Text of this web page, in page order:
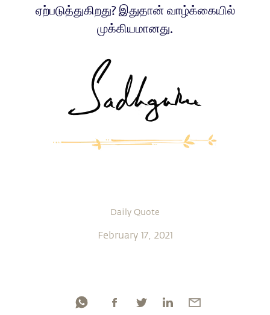
ஏற்படுத்துகிறது? இதுதான் வாழ்க்கையில்
முக்கியமானது.
Daily Quote
February 17, 2021